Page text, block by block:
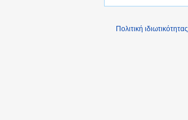
Πολιτική ιδιωτικότητας